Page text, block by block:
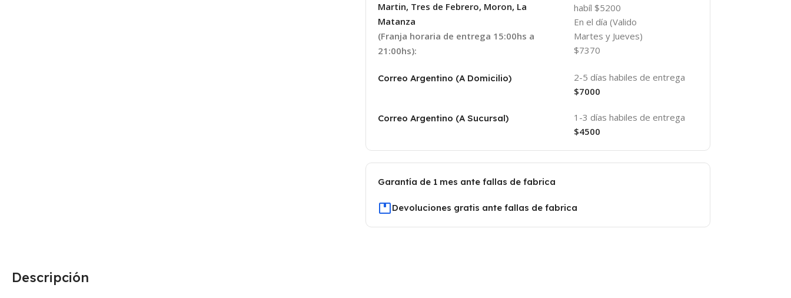
Martin, Tres de Febrero, Moron, La
Matanza
(Franja horaria de entrega 15:00hs a
21:00hs):
habíl $5200
En el día (Valido
Martes y Jueves)
$7370
Correo Argentino (A Domicilio)
2-5 días habiles de entrega
$7000
Correo Argentino (A Sucursal)
1-3 días habiles de entrega
$4500
Garantía de 1 mes ante fallas de fabrica
Devoluciones gratis ante fallas de fabrica
Descripción